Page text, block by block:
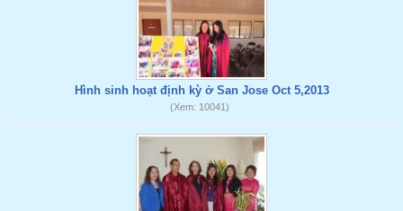
Hình sinh hoạt định kỳ ở San Jose Oct 5,2013
(Xem: 10041)